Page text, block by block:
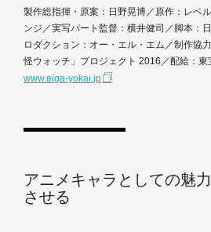
製作総指揮・原案：日野晃博／原作：レベ
ンジ／実写パート監督：横井健司／脚本：
ロダクション：オー・エル・エム／制作協
怪ウォッチ」プロジェクト 2016／配給：東
www.eiga-yokai.jp
アニメキャラとしての魅
させる